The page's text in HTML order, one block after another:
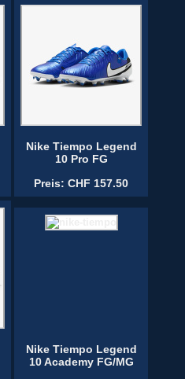
Nike Tiempo Legend
10 Pro FG
Preis: CHF 157.50
Nike Tiempo Legend
10 Academy FG/MG